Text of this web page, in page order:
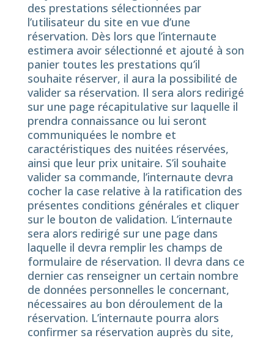
des prestations sélectionnées par
l’utilisateur du site en vue d’une
réservation. Dès lors que l’internaute
estimera avoir sélectionné et ajouté à son
panier toutes les prestations qu’il
souhaite réserver, il aura la possibilité de
valider sa réservation. Il sera alors redirigé
sur une page récapitulative sur laquelle il
prendra connaissance ou lui seront
communiquées le nombre et
caractéristiques des nuitées réservées,
ainsi que leur prix unitaire. S’il souhaite
valider sa commande, l’internaute devra
cocher la case relative à la ratification des
présentes conditions générales et cliquer
sur le bouton de validation. L’internaute
sera alors redirigé sur une page dans
laquelle il devra remplir les champs de
formulaire de réservation. Il devra dans ce
dernier cas renseigner un certain nombre
de données personnelles le concernant,
nécessaires au bon déroulement de la
réservation. L’internaute pourra alors
confirmer sa réservation auprès du site,